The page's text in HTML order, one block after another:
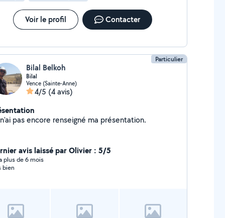
Voir le profil Contacter
Particulier
Bilal Belkoh
Bilal
Vence (Sainte-Anne)
4/5 (4 avis)
Je n'ai pas encore renseigné ma présentation.
avis laissé par Olivier : 5/5
plus de 6 mois
bien